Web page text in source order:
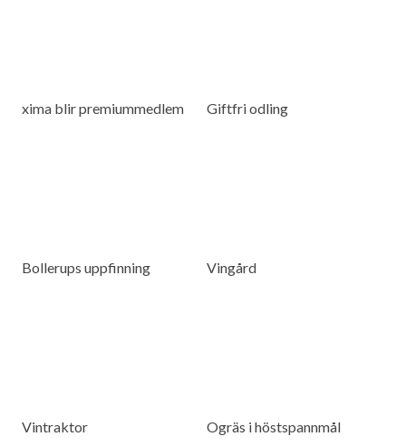
xima blir premiummedlem Giftfri odling
Bollerups uppfinning Vingård
Vintraktor Ogräs i höstspannmål